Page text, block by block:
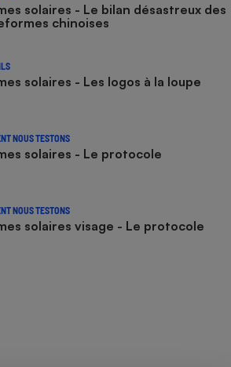
solaires - Le bilan désastreux des
chinoises
solaires - Les logos à la loupe
NOUS TESTONS
solaires - Le protocole
NOUS TESTONS
solaires visage - Le protocole